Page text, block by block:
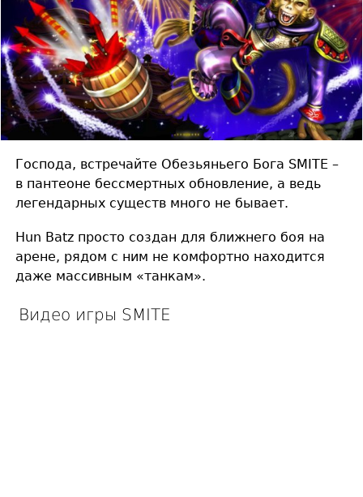
Господа, встречайте Обезьяньего Бога SMITE –
в пантеоне бессмертных обновление, а ведь
легендарных существ много не бывает.
Hun Batz просто создан для ближнего боя на
арене, рядом с ним не комфортно находится
даже массивным «танкам».
Видео игры SMITE